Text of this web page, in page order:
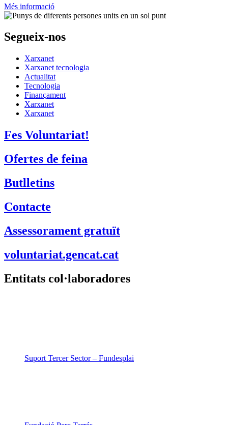
Més informació
Segueix-nos
Xarxanet
Xarxanet tecnologia
Actualitat
Tecnologia
Finançament
Xarxanet
Xarxanet
Fes Voluntariat!
Ofertes de feina
Butlletins
Contacte
Assessorament gratuït
voluntariat.gencat.cat
Entitats col·laboradores
Suport Tercer Sector – Fundesplai